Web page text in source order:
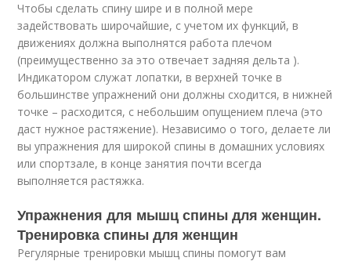
Чтобы сделать спину шире и в полной мере
задействовать широчайшие, с учетом их функций, в
движениях должна выполнятся работа плечом
(преимущественно за это отвечает задняя дельта ).
Индикатором служат лопатки, в верхней точке в
большинстве упражнений они должны сходится, в нижней
точке – расходится, с небольшим опущением плеча (это
даст нужное растяжение). Независимо о того, делаете ли
вы упражнения для широкой спины в домашних условиях
или спортзале, в конце занятия почти всегда
выполняется растяжка.
Упражнения для мышц спины для женщин.
Тренировка спины для женщин
Регулярные тренировки мышц спины помогут вам